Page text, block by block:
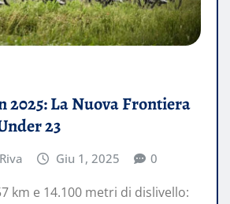
2025: La Nuova Frontiera
23
Giu 1, 2025 0
km e 14.100 metri di dislivello: